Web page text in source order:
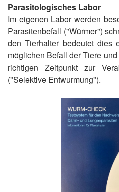
Parasitologisches Labor
Im eigenen Labor werden
Parasitenbefall ("Würmer")
den Tierhalter bedeutet dies
möglichen Befall der Tiere
richtigen Zeitpunkt zur
("Selektive Entwurmung").